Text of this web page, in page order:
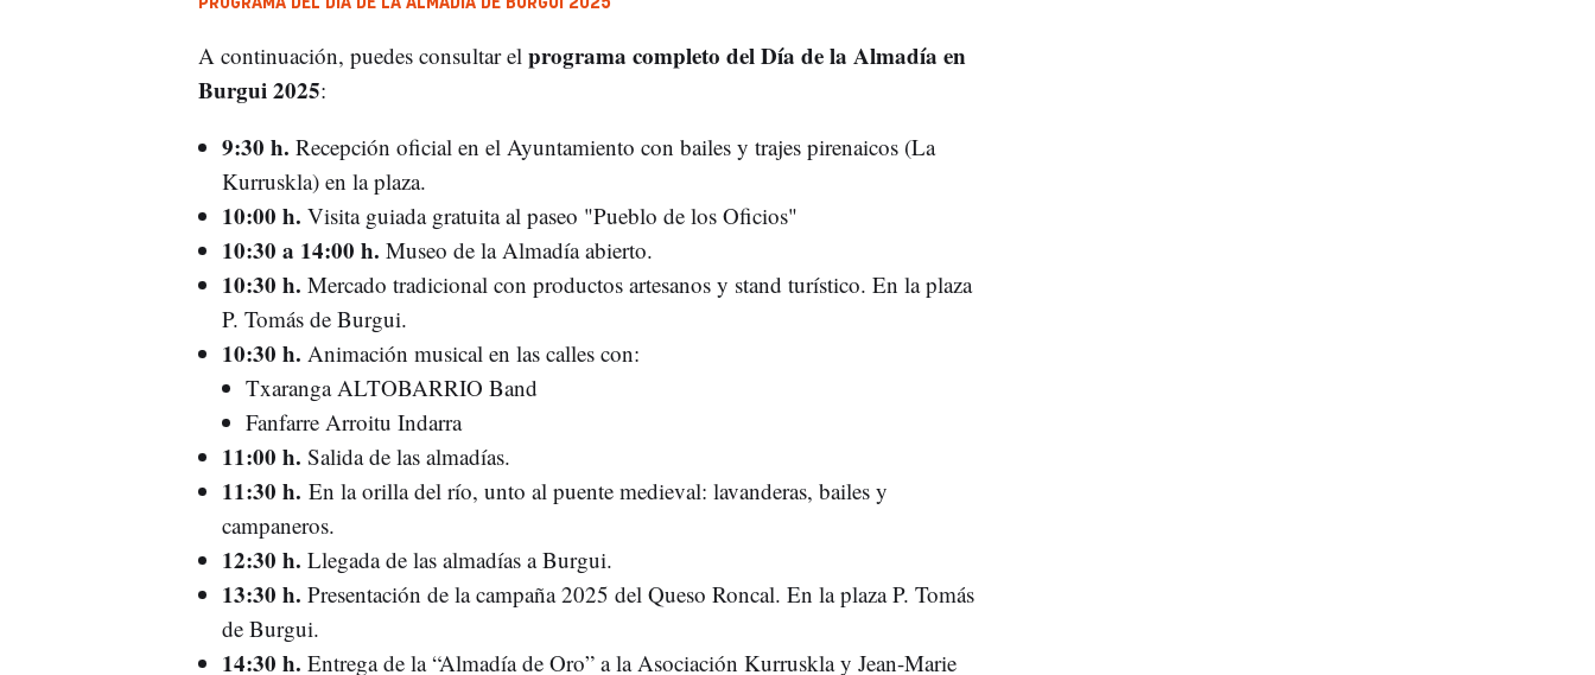
A continuación, puedes consultar el programa completo del Día de la Almadía en
Burgui 2025:
9:30 h. Recepción oficial en el Ayuntamiento con bailes y trajes pirenaicos (La
Kurruskla) en la plaza.
10:00 h. Visita guiada gratuita al paseo "Pueblo de los Oficios"
10:30 a 14:00 h. Museo de la Almadía abierto.
10:30 h. Mercado tradicional con productos artesanos y stand turístico. En la plaza
P. Tomás de Burgui.
10:30 h. Animación musical en las calles con:
Txaranga ALTOBARRIO Band
Fanfarre Arroitu Indarra
11:00 h. Salida de las almadías.
11:30 h. En la orilla del río, unto al puente medieval: lavanderas, bailes y
campaneros.
12:30 h. Llegada de las almadías a Burgui.
13:30 h. Presentación de la campaña 2025 del Queso Roncal. En la plaza P. Tomás
de Burgui.
14:30 h. Entrega de la “Almadía de Oro” a la Asociación Kurruskla y Jean-Marie